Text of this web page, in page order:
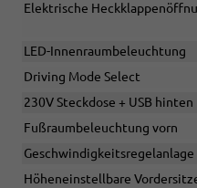
Elektrische
LED-Innenraumbeleuchtung
Driving Mode Select
230V Steckdose + USB hinten
Fußraumbeleuchtung vorn
Geschwindigkeitsregelanlage
Höheneinstellbare